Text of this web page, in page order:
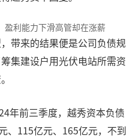
盈利能力下滑高管却在涨薪
带来的结果便是公司负债规
集建设户用光伏电站所需资
年前三季度，越秀资本负债
、115亿元、165亿元，不到